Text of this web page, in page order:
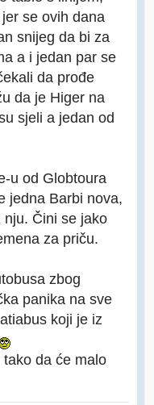
se ovih dana
snijeg da bi za
a i jedan par se
da prođe
da je Higer na
sjeli a jedan od
u od Globtoura
jedna Barbi nova,
Čini se jako
za priču.
zbog
panika na sve
koji je iz
da će malo